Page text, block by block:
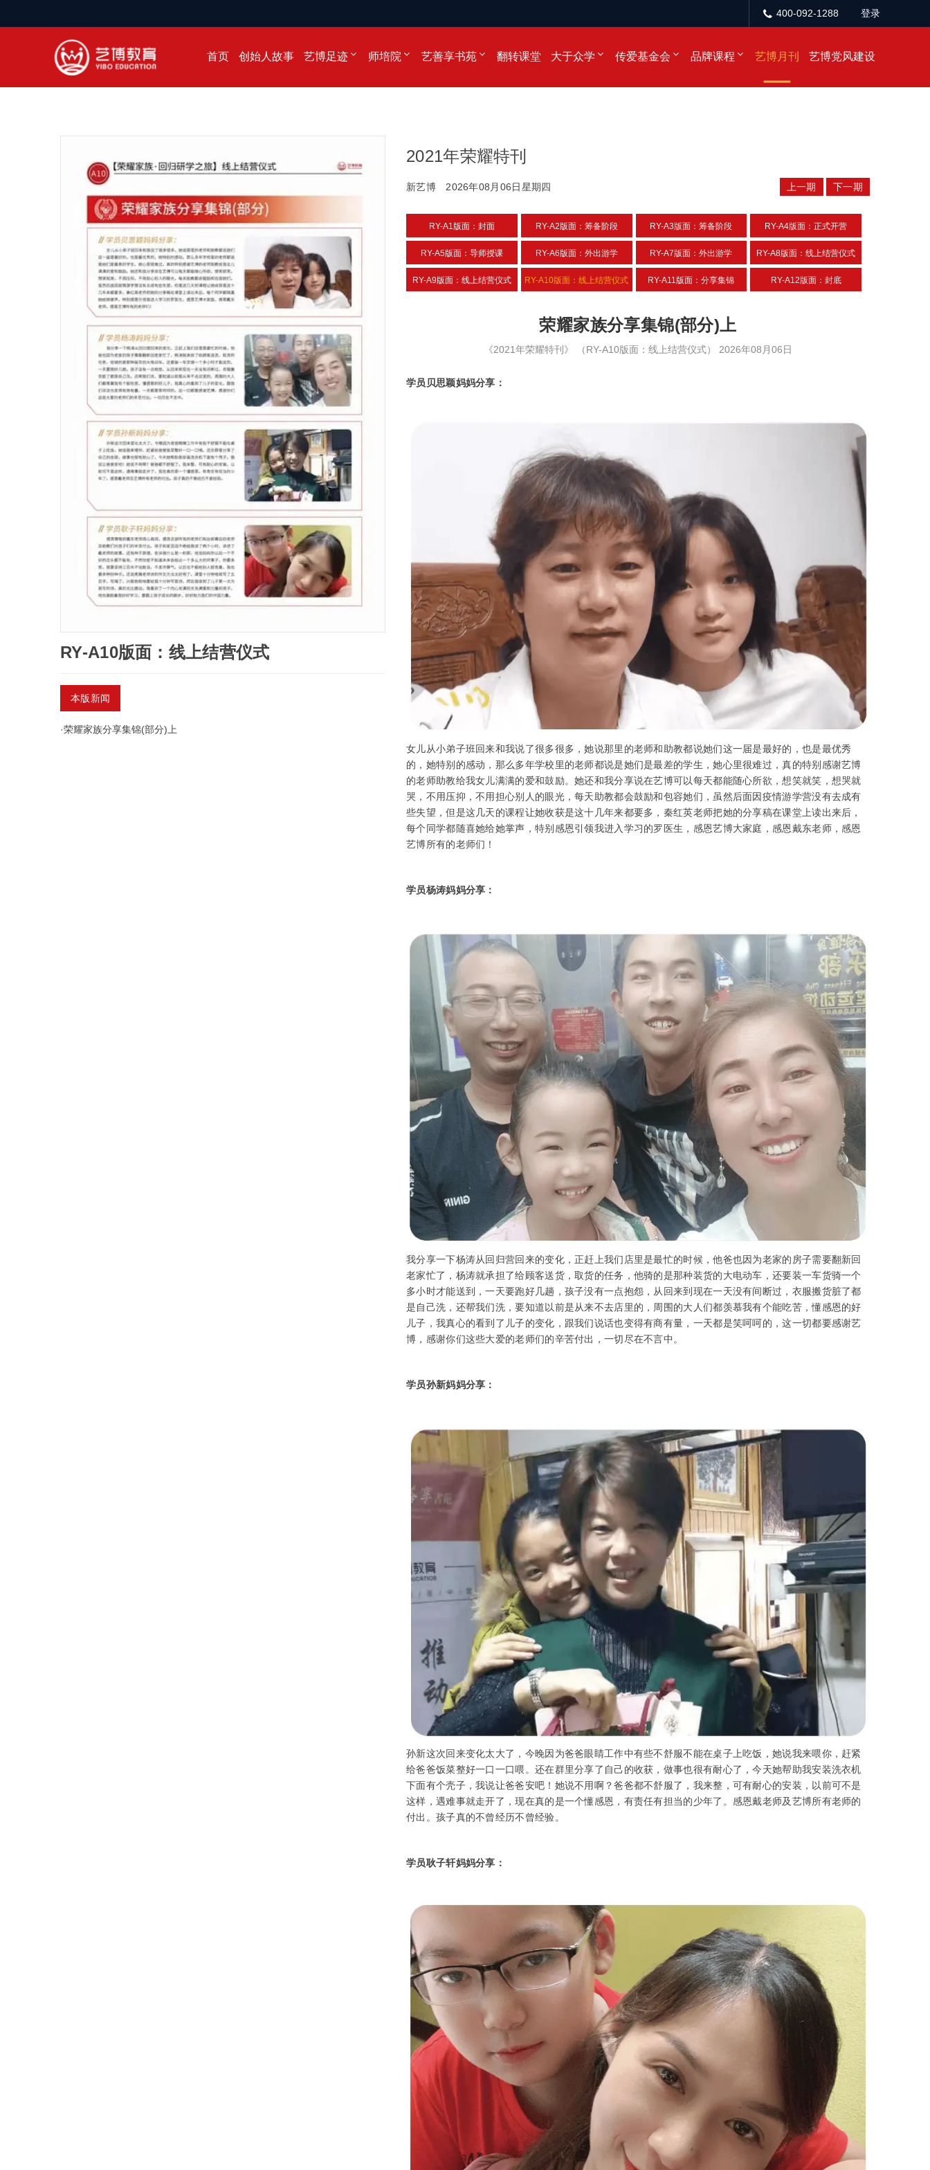
400-092-1288 登录
首页 创始人故事 艺博足迹 师培院 艺善享书苑 翻转课堂 大于众学 传爱基金会 品牌课程 艺博月刊 艺博党风建设
RY-A10版面：线上结营仪式
本版新闻
·荣耀家族分享集锦(部分)上
2021年荣耀特刊
新艺博 2026年08月06日星期四 上一期 下一期
RY-A1版面：封面 RY-A2版面：筹备阶段 RY-A3版面：筹备阶段 RY-A4版面：正式开营
RY-A5版面：导师授课 RY-A6版面：外出游学 RY-A7版面：外出游学 RY-A8版面：线上结营仪式
RY-A9版面：线上结营仪式 RY-A10版面：线上结营仪式 RY-A11版面：分享集锦 RY-A12版面：封底
荣耀家族分享集锦(部分)上
《2021年荣耀特刊》 （RY-A10版面：线上结营仪式） 2026年08月06日
学员贝思颖妈妈分享：
女儿从小弟子班回来和我说了很多很多，她说那里的老师和助教都说她们这一届是最好的，也是最优秀
的，她特别的感动，那么多年学校里的老师都说是她们是最差的学生，她心里很难过，真的特别感谢艺博
的老师助教给我女儿满满的爱和鼓励。她还和我分享说在艺博可以每天都能随心所欲，想笑就笑，想哭就
哭，不用压抑，不用担心别人的眼光，每天助教都会鼓励和包容她们，虽然后面因疫情游学营没有去成有
些失望，但是这几天的课程让她收获是这十几年来都要多，秦红英老师把她的分享稿在课堂上读出来后，
每个同学都随喜她给她掌声，特别感恩引领我进入学习的罗医生，感恩艺博大家庭，感恩戴东老师，感恩
艺博所有的老师们！
学员杨涛妈妈分享：
我分享一下杨涛从回归营回来的变化，正赶上我们店里是最忙的时候，他爸也因为老家的房子需要翻新回
老家忙了，杨涛就承担了给顾客送货，取货的任务，他骑的是那种装货的大电动车，还要装一车货骑一个
多小时才能送到，一天要跑好几趟，孩子没有一点抱怨，从回来到现在一天没有间断过，衣服搬货脏了都
是自己洗，还帮我们洗，要知道以前是从来不去店里的，周围的大人们都羡慕我有个能吃苦，懂感恩的好
儿子，我真心的看到了儿子的变化，跟我们说话也变得有商有量，一天都是笑呵呵的，这一切都要感谢艺
博，感谢你们这些大爱的老师们的辛苦付出，一切尽在不言中。
学员孙新妈妈分享：
孙新这次回来变化太大了，今晚因为爸爸眼睛工作中有些不舒服不能在桌子上吃饭，她说我来喂你，赶紧
给爸爸饭菜整好一口一口喂。还在群里分享了自己的收获，做事也很有耐心了，今天她帮助我安装洗衣机
下面有个壳子，我说让爸爸安吧！她说不用啊？爸爸都不舒服了，我来整，可有耐心的安装，以前可不是
这样，遇难事就走开了，现在真的是一个懂感恩，有责任有担当的少年了。感恩戴老师及艺博所有老师的
付出。孩子真的不曾经历不曾经验。
学员耿子轩妈妈分享：